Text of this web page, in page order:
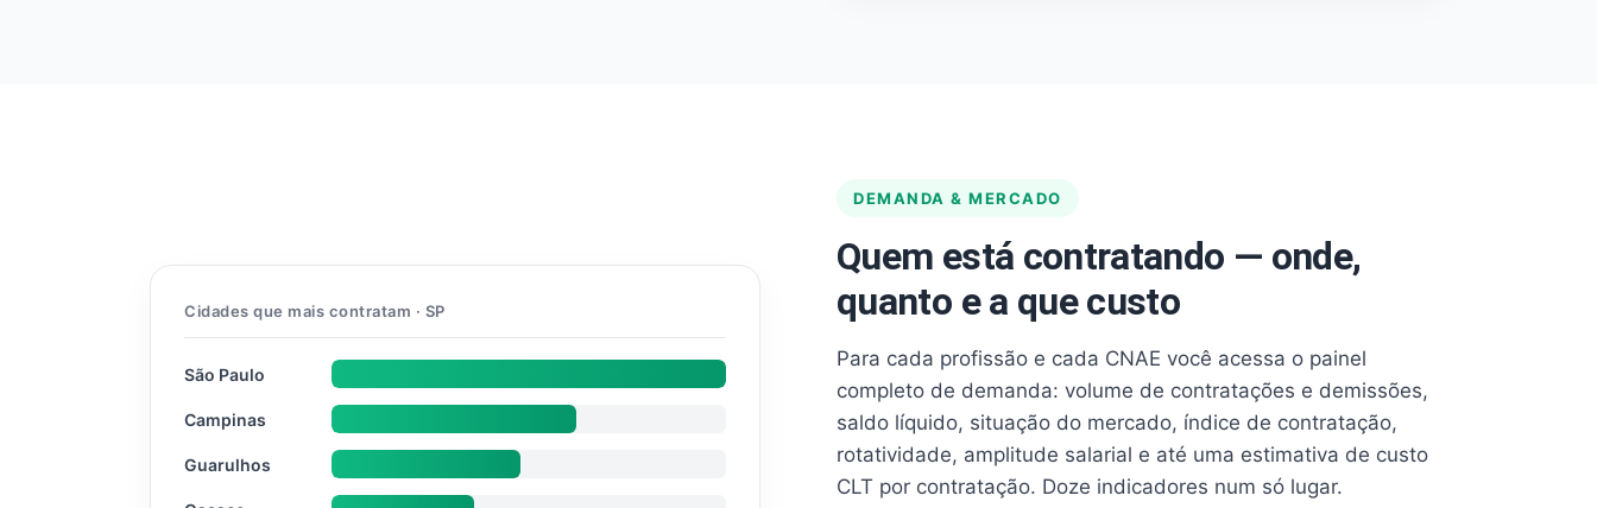
DEMANDA & MERCADO
Quem está contratando — onde,
quanto e a que custo
Para cada profissão e cada CNAE você acessa o painel
completo de demanda: volume de contratações e demissões,
saldo líquido, situação do mercado, índice de contratação,
rotatividade, amplitude salarial e até uma estimativa de custo
CLT por contratação. Doze indicadores num só lugar.
Cidades que mais contratam · SP
São Paulo
Campinas
Guarulhos